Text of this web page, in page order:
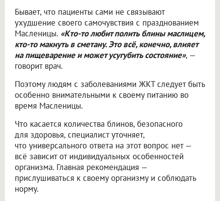
Бывает, что пациенты сами не связывают
ухудшение своего самочувствия с празднованием
Масленицы. «Кто-то любит полить блины маслицем,
кто-то макнуть в сметану. Это всё, конечно, влияет
на пищеварение и может усугубить состояние», —
говорит врач.
Поэтому людям с заболеваниями ЖКТ следует быть
особенно внимательными к своему питанию во
время Масленицы.
Что касается количества блинов, безопасного
для здоровья, специалист уточняет,
что универсального ответа на этот вопрос нет —
всё зависит от индивидуальных особенностей
организма. Главная рекомендация —
прислушиваться к своему организму и соблюдать
норму.